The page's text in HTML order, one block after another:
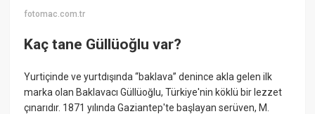
fotomac.com.tr
Kaç tane Güllüoğlu var?
Yurtiçinde ve yurtdışında “baklava” denince akla gelen ilk
marka olan Baklavacı Güllüoğlu, Türkiye'nin köklü bir lezzet
çınarıdır. 1871 yılında Gaziantep'te başlayan serüven, M.